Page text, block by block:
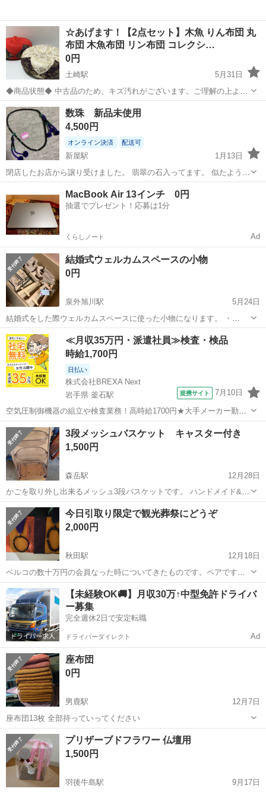
☆あげます！【2点セット】木魚 りん布団 丸
布団 木魚布団 リン布団 コレクシ…
0円
土崎駅
5月31日
◆商品状態◆ 中古品のため、キズ汚れがございます。ご理解の上よろ
しくお願いいたします。 必ず画像を確認してからお声かけください。
【サイズ】 ※素人採寸ですので誤差はご了承ください。 赤 直径29㎝
白 直径...
秋田 秋田市 土崎駅 冠婚葬祭
数珠 新品未使用
4,500円
オンライン決済 配送可
新屋駅
1月13日
閉店したお店から譲り受けました。 翡翠の石入ってます。 似たような
タイプの数珠が数点あります。 違うものもご覧になってみたい方はお
声かけください。 必要な方どーぞ
冠婚葬祭
MacBook Air 13インチ 0円
抽選でプレゼント！応募は1分
くらしノート Ad
結婚式ウェルカムスペースの小物
0円
泉外旭川駅
5月24日
結婚式をした際ウェルカムスペースに使った小物になります。 ・
「WELCOME」の置物 ・写真立て5個(黒×2、金×2、木×1) おそらく全
部100均だったと思います！ 一度しか使用してません。 ご検討くださ
い。
秋田 秋田市 泉外旭川駅 冠婚葬祭 結婚式
≪月収35万円・派遣社員≫検査・検品
時給1,700円
日払い
株式会社BREXA Next
岩手県 釜石駅
提携サイト 7月10日
空気圧制御機器の組立や検査業務！高時給1700円★大手メーカー勤
務！嬉しい寮費無料！ワンルーム寮完備★マイカー通勤OK＆工場敷地
内に無料駐車場あり★！《岩手県釜石市》 人気の工場のお仕事 ◇空気
圧制御機器（シリンダ、バルブ...
岩手 釜石市 釜石駅
3段メッシュバスケット キャスター付き
1,500円
森岳駅
12月28日
かごを取り外し出来るメッシュ3段バスケットです。 ハンドメイド&フ
リーマーケットで何度か使用しました。 軽いので持ち運びに便利で
す。 29日午前中は自宅におりますので、現物をご覧になりたい方はど
うぞお越しください。 ガレージ...
秋田 山本郡 森岳駅 冠婚葬祭 バスケット
今日引取り限定で観光葬祭にどうぞ
2,000円
秋田駅
12月18日
ベルコの数十万円の会員なった時についてきたものです。ペアです。
いいものだと思います。神経質な方は遠慮ください
秋田 秋田市 秋田駅 冠婚葬祭
【未経験OK🚚】月収30万↑中型免許ドライバ
ー募集
完全週休2日で安定転職
ドライバーダイレクト Ad
座布団
0円
男鹿駅
12月7日
座布団13枚 全部持っていってください
秋田 男鹿市 男鹿駅 冠婚葬祭
プリザーブドフラワー 仏壇用
1,500円
羽後牛島駅
9月17日